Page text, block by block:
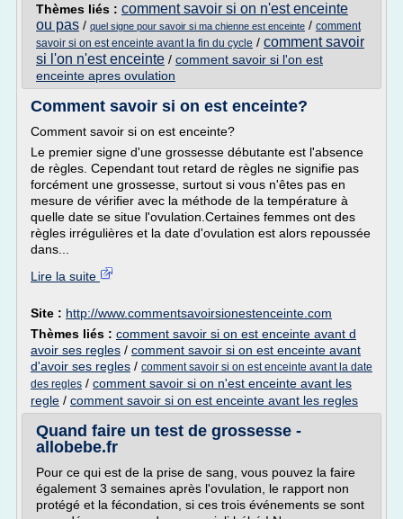
Thèmes liés : comment savoir si on n'est enceinte
ou pas / quel signe pour savoir si ma chienne est enceinte / comment
savoir si on est enceinte avant la fin du cycle / comment savoir
si l'on n'est enceinte / comment savoir si l'on est
enceinte apres ovulation
Comment savoir si on est enceinte?
Comment savoir si on est enceinte?
Le premier signe d'une grossesse débutante est l'absence
de règles. Cependant tout retard de règles ne signifie pas
forcément une grossesse, surtout si vous n'êtes pas en
mesure de vérifier avec la méthode de la température à
quelle date se situe l'ovulation.Certaines femmes ont des
règles irrégulières et la date d'ovulation est alors repoussée
dans...
Lire la suite
Site : http://www.commentsavoirsionestenceinte.com
Thèmes liés : comment savoir si on est enceinte avant d
avoir ses regles / comment savoir si on est enceinte avant
d'avoir ses regles / comment savoir si on est enceinte avant la date
des regles / comment savoir si on n'est enceinte avant les
regle / comment savoir si on est enceinte avant les regles
Quand faire un test de grossesse -
allobebe.fr
Pour ce qui est de la prise de sang, vous pouvez la faire
également 3 semaines après l'ovulation, le rapport non
protégé et la fécondation, si ces trois événements se sont